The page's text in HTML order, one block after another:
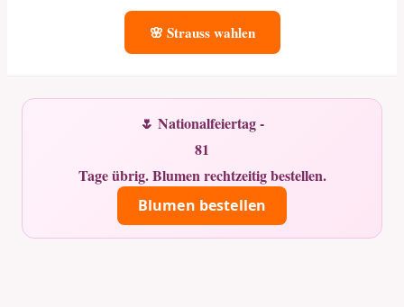
🌸 Strauss wahlen
🌷 Nationalfeiertag -
81
Tage übrig. Blumen rechtzeitig bestellen.
Blumen bestellen